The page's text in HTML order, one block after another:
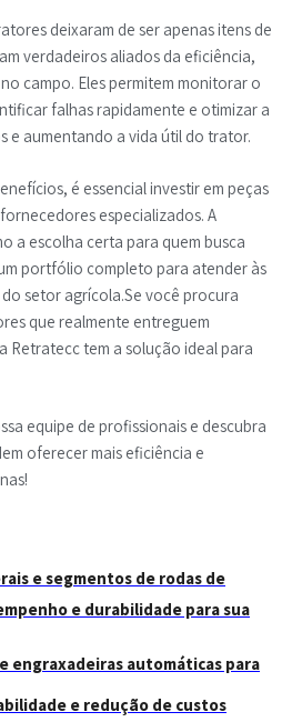
deixaram de ser apenas itens de
verdadeiros aliados da eficiência,
campo. Eles permitem monitorar o
falhas rapidamente e otimizar a
e aumentando a vida útil do trator.
é essencial investir em peças
especializados. A
a escolha certa para quem busca
portfólio completo para atender às
setor agrícola.Se você procura
que realmente entreguem
Retratecc tem a solução ideal para
equipe de profissionais e descubra
oferecer mais eficiência e
e segmentos de rodas de
e durabilidade para sua
engraxadeiras automáticas para
e redução de custos